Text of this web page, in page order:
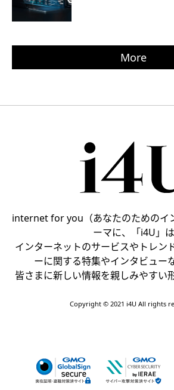
More
internet for you（あなたのためのイ
ーマに、「i4U」は
インターネットのサービスやトレン
ーに関する特集やインタビュー
皆さまに新しい情報を親しみやすい
Copyright © 2021 i4U All rights